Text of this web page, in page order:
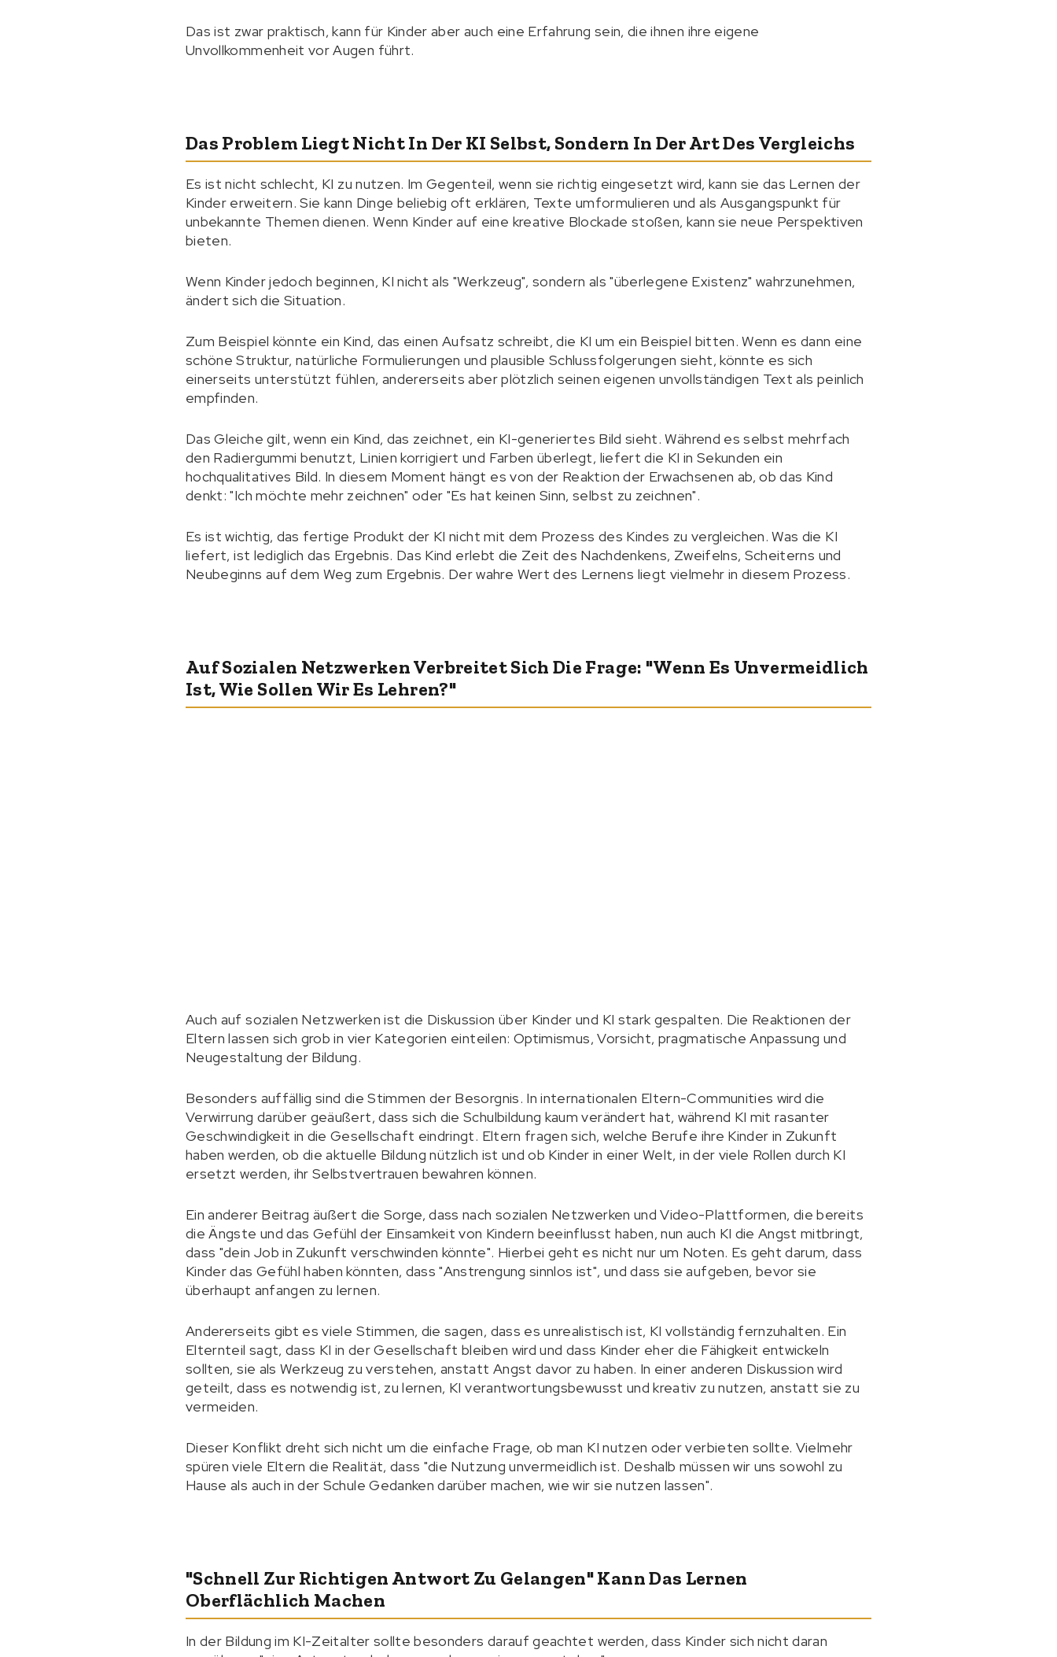
Das ist zwar praktisch, kann für Kinder aber auch eine Erfahrung sein, die ihnen ihre eigene
Unvollkommenheit vor Augen führt.
Das Problem Liegt Nicht In Der KI Selbst, Sondern In Der Art Des Vergleichs
Es ist nicht schlecht, KI zu nutzen. Im Gegenteil, wenn sie richtig eingesetzt wird, kann sie das Lernen der
Kinder erweitern. Sie kann Dinge beliebig oft erklären, Texte umformulieren und als Ausgangspunkt für
unbekannte Themen dienen. Wenn Kinder auf eine kreative Blockade stoßen, kann sie neue Perspektiven
bieten.
Wenn Kinder jedoch beginnen, KI nicht als "Werkzeug", sondern als "überlegene Existenz" wahrzunehmen,
ändert sich die Situation.
Zum Beispiel könnte ein Kind, das einen Aufsatz schreibt, die KI um ein Beispiel bitten. Wenn es dann eine
schöne Struktur, natürliche Formulierungen und plausible Schlussfolgerungen sieht, könnte es sich
einerseits unterstützt fühlen, andererseits aber plötzlich seinen eigenen unvollständigen Text als peinlich
empfinden.
Das Gleiche gilt, wenn ein Kind, das zeichnet, ein KI-generiertes Bild sieht. Während es selbst mehrfach
den Radiergummi benutzt, Linien korrigiert und Farben überlegt, liefert die KI in Sekunden ein
hochqualitatives Bild. In diesem Moment hängt es von der Reaktion der Erwachsenen ab, ob das Kind
denkt: "Ich möchte mehr zeichnen" oder "Es hat keinen Sinn, selbst zu zeichnen".
Es ist wichtig, das fertige Produkt der KI nicht mit dem Prozess des Kindes zu vergleichen. Was die KI
liefert, ist lediglich das Ergebnis. Das Kind erlebt die Zeit des Nachdenkens, Zweifelns, Scheiterns und
Neubeginns auf dem Weg zum Ergebnis. Der wahre Wert des Lernens liegt vielmehr in diesem Prozess.
Auf Sozialen Netzwerken Verbreitet Sich Die Frage: "Wenn Es Unvermeidlich
Ist, Wie Sollen Wir Es Lehren?"
Auch auf sozialen Netzwerken ist die Diskussion über Kinder und KI stark gespalten. Die Reaktionen der
Eltern lassen sich grob in vier Kategorien einteilen: Optimismus, Vorsicht, pragmatische Anpassung und
Neugestaltung der Bildung.
Besonders auffällig sind die Stimmen der Besorgnis. In internationalen Eltern-Communities wird die
Verwirrung darüber geäußert, dass sich die Schulbildung kaum verändert hat, während KI mit rasanter
Geschwindigkeit in die Gesellschaft eindringt. Eltern fragen sich, welche Berufe ihre Kinder in Zukunft
haben werden, ob die aktuelle Bildung nützlich ist und ob Kinder in einer Welt, in der viele Rollen durch KI
ersetzt werden, ihr Selbstvertrauen bewahren können.
Ein anderer Beitrag äußert die Sorge, dass nach sozialen Netzwerken und Video-Plattformen, die bereits
die Ängste und das Gefühl der Einsamkeit von Kindern beeinflusst haben, nun auch KI die Angst mitbringt,
dass "dein Job in Zukunft verschwinden könnte". Hierbei geht es nicht nur um Noten. Es geht darum, dass
Kinder das Gefühl haben könnten, dass "Anstrengung sinnlos ist", und dass sie aufgeben, bevor sie
überhaupt anfangen zu lernen.
Andererseits gibt es viele Stimmen, die sagen, dass es unrealistisch ist, KI vollständig fernzuhalten. Ein
Elternteil sagt, dass KI in der Gesellschaft bleiben wird und dass Kinder eher die Fähigkeit entwickeln
sollten, sie als Werkzeug zu verstehen, anstatt Angst davor zu haben. In einer anderen Diskussion wird
geteilt, dass es notwendig ist, zu lernen, KI verantwortungsbewusst und kreativ zu nutzen, anstatt sie zu
vermeiden.
Dieser Konflikt dreht sich nicht um die einfache Frage, ob man KI nutzen oder verbieten sollte. Vielmehr
spüren viele Eltern die Realität, dass "die Nutzung unvermeidlich ist. Deshalb müssen wir uns sowohl zu
Hause als auch in der Schule Gedanken darüber machen, wie wir sie nutzen lassen".
"Schnell Zur Richtigen Antwort Zu Gelangen" Kann Das Lernen
Oberflächlich Machen
In der Bildung im KI-Zeitalter sollte besonders darauf geachtet werden, dass Kinder sich nicht daran